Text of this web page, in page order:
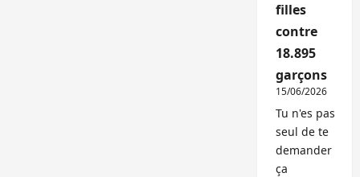
filles
contre
18.895
garçons
15/06/2026
Tu n'es pas
seul de te
demander
ça